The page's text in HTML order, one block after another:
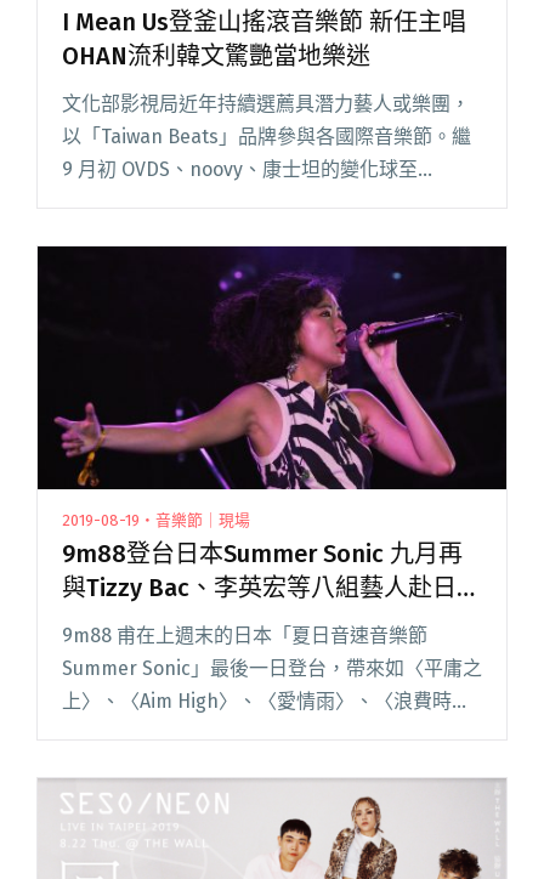
I Mean Us登釜山搖滾音樂節 新任主唱
OHAN流利韓文驚艷當地樂迷
文化部影視局近年持續選薦具潛力藝人或樂團，
以「Taiwan Beats」品牌參與各國際音樂節。繼
9 月初 OVDS、noovy、康士坦的變化球至
Zandari Festa 演出後，I Mean Us 也順利登上 10
音樂節 新任主唱OHAN流利韓文驚艷當地樂迷"
2019-08-19・音樂節｜現場
9m88登台日本Summer Sonic 九月再
與Tizzy Bac、李英宏等八組藝人赴日演
出
9m88 甫在上週末的日本「夏日音速音樂節
Summer Sonic」最後一日登台，帶來如〈平庸之
上〉、〈Aim High〉、〈愛情雨〉、〈浪費時
間〉等新專輯《平庸之上》中的曲目，讓炎炎夏
向台下所閱讀全文 "9m88登台日本Summer
Sonic 九月再與Tizzy Bac、李英宏等八組藝人赴
日演出"